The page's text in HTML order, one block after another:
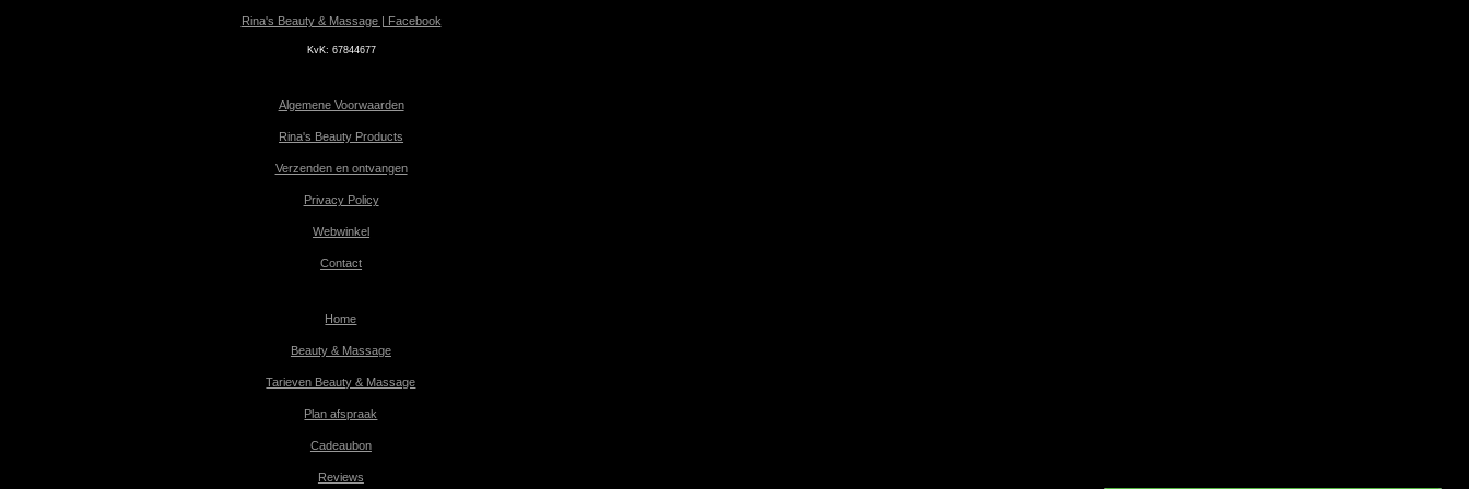
Rina's Beauty & Massage | Facebook
KvK: 67844677
Algemene Voorwaarden
Rina's Beauty Products
Verzenden en ontvangen
Privacy Policy
Webwinkel
Contact
Home
Beauty & Massage
Tarieven Beauty & Massage
Plan afspraak
Cadeaubon
Reviews